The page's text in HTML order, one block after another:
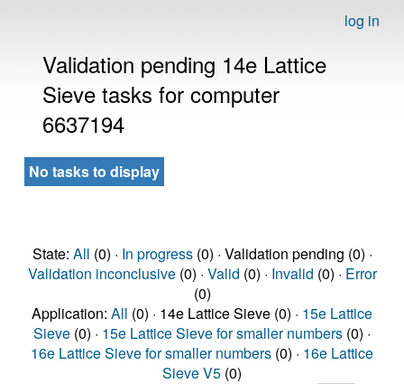
log in
Validation pending 14e Lattice
Sieve tasks for computer
6637194
No tasks to display
State: All (0) · In progress(0) · Validation pending (0) ·
Validation inconclusive(0) · Valid (0) · Invalid (0) · Error
(0)
Application: All (0) · 14e Lattice Sieve (0) · 15e Lattice
Sieve (0) · 15e Lattice Sieve for smaller numbers (0) ·
16e Lattice Sieve for smaller numbers (0) · 16e Lattice
Sieve V5 (0)